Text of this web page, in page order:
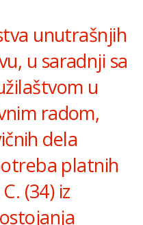
unutrašnjih
u saradnji sa
u
radom,
dela
platnih
(34) iz